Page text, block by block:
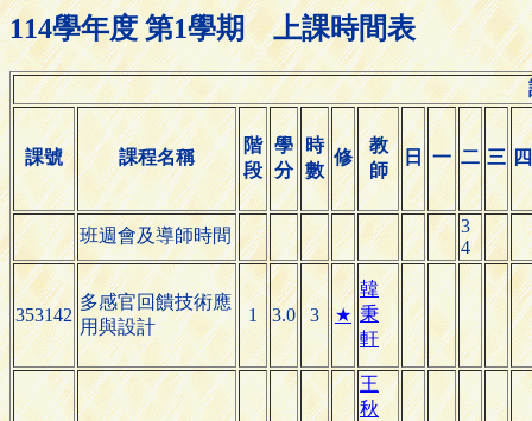
114學年度 第1學期 上課時間表
課號 課程名稱
階
段
學
分
時
數
修
教
師
日 一 二 三 四
班週會及導師時間
3
4
353142
多感官回饋技術應
用與設計
1 3.0 3 ★
韓
秉
軒
王
秋